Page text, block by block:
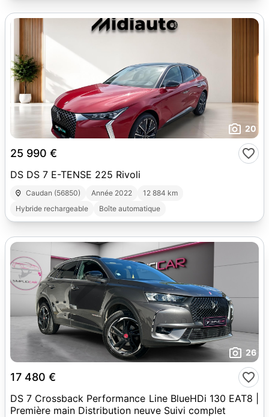
20
25 990 €
DS DS 7 E-TENSE 225 Rivoli
Caudan (56850) Année 2022
12 884 km
Hybride rechargeable
Boîte automatique
26
17 480 €
DS 7 Crossback Performance Line BlueHDi 130 EAT8 |
Première main Distribution neuve Suivi complet